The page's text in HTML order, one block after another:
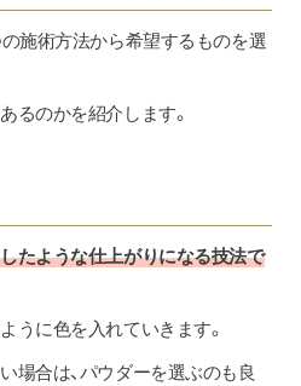
施術方法から希望するものを選
るのかを紹介します。
たような仕上がりになる技法で
うに色を入れていきます。
場合は、パウダーを選ぶのも良